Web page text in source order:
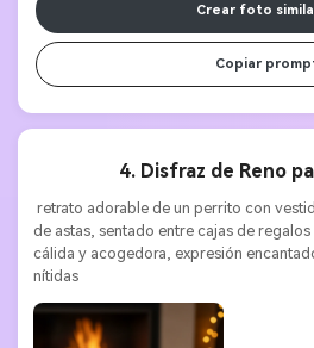
Crear foto
Copiar
4. Disfraz de Reno
retrato adorable de un perrito con
de astas, sentado entre cajas de
cálida y acogedora, expresión
nítidas